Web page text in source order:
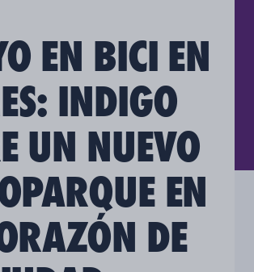
EN BICI EN
INDIGO
UN NUEVO
EN
DE